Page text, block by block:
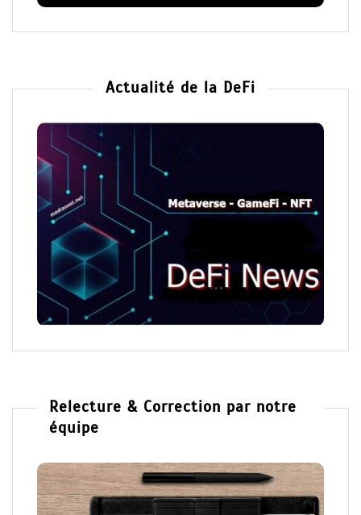
Actualité de la DeFi
Relecture & Correction par notre
équipe